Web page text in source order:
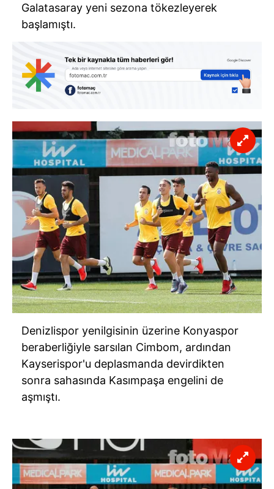
Galatasaray yeni sezona tökezleyerek
başlamıştı.
Denizlispor yenilgisinin üzerine Konyaspor
beraberliğiyle sarsılan Cimbom, ardından
Kayserispor'u deplasmanda devirdikten
sonra sahasında Kasımpaşa engelini de
aşmıştı.